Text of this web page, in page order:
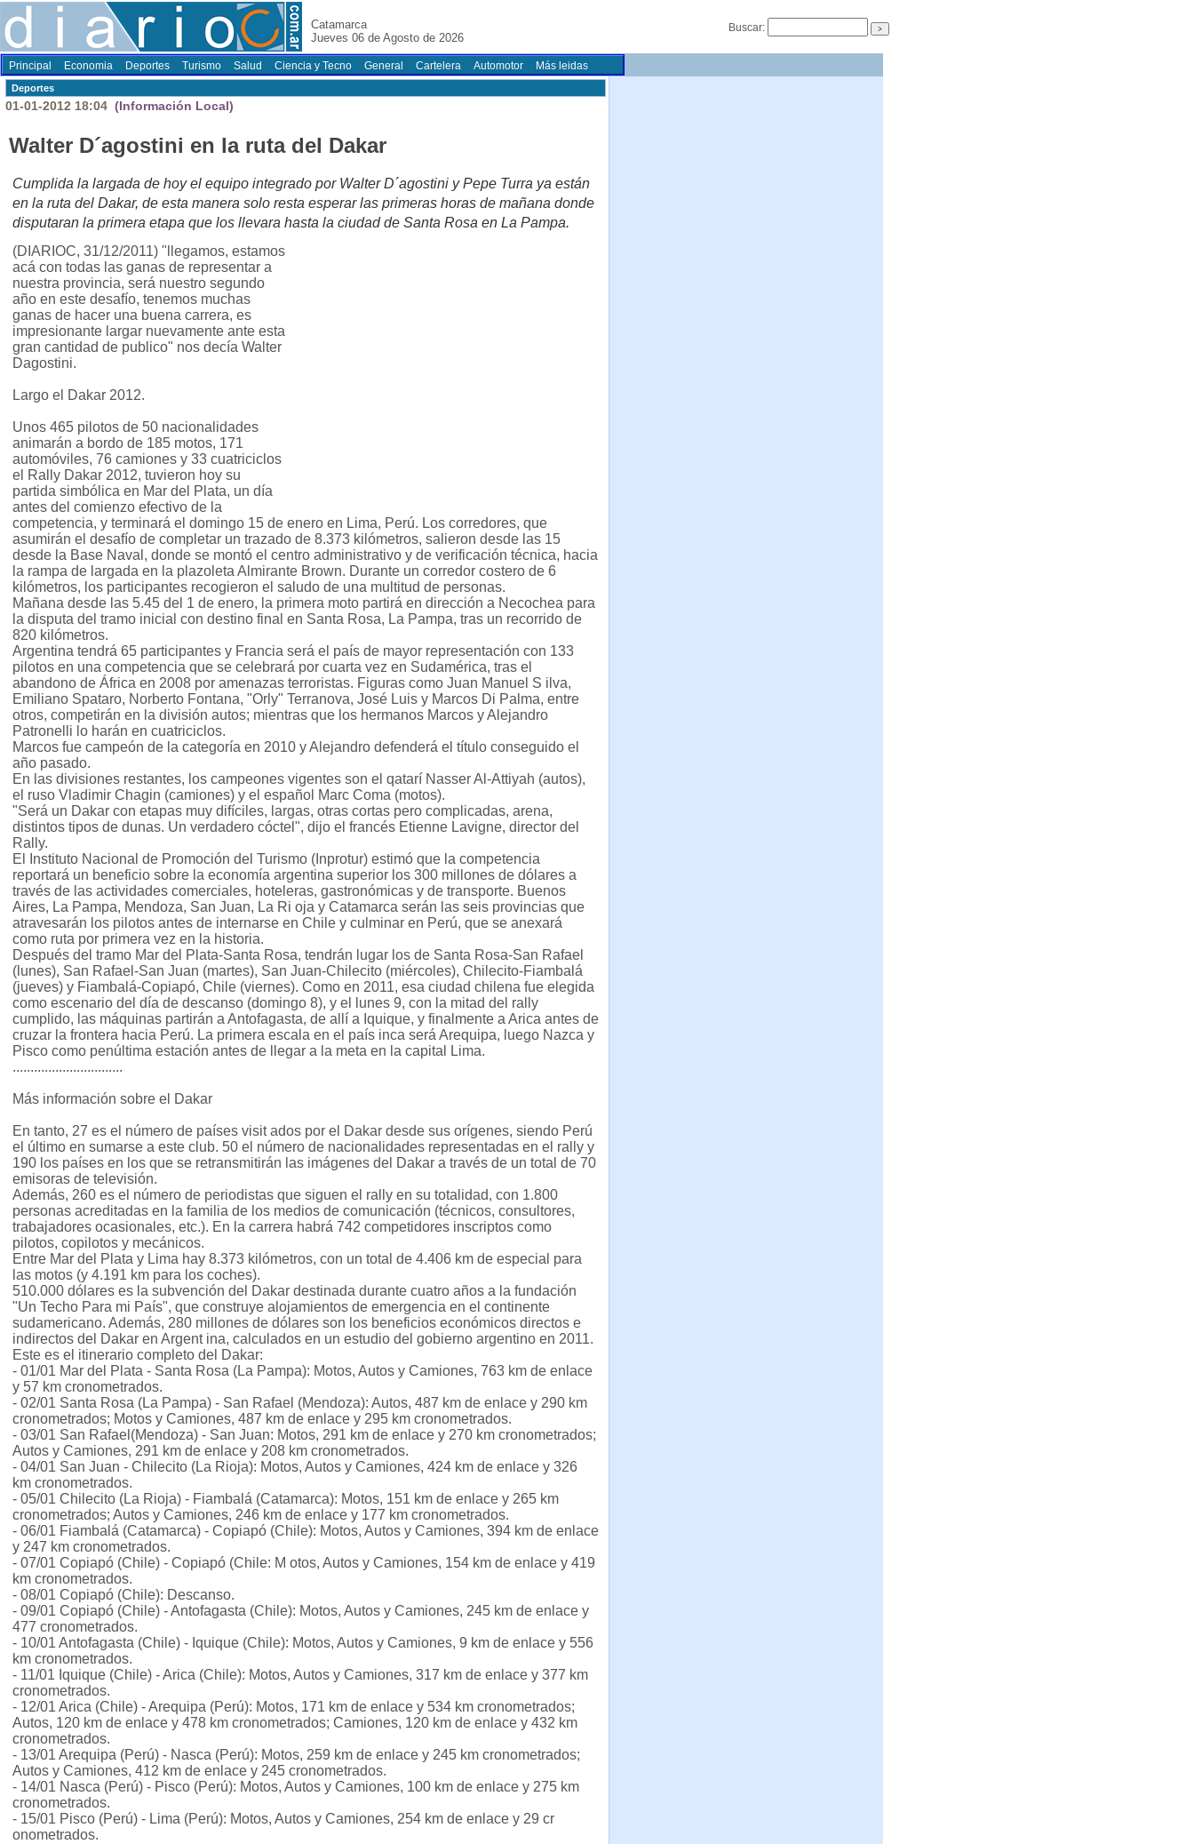
Catamarca
Jueves 06 de Agosto de 2026
Buscar:
Principal Economia Deportes Turismo Salud Ciencia y Tecno General Cartelera Automotor Más leidas
Deportes
01-01-2012 18:04 (Información Local)
Walter D´agostini en la ruta del Dakar
Cumplida la largada de hoy el equipo integrado por Walter D´agostini y Pepe Turra ya están
en la ruta del Dakar, de esta manera solo resta esperar las primeras horas de mañana donde
disputaran la primera etapa que los llevara hasta la ciudad de Santa Rosa en La Pampa.
(DIARIOC, 31/12/2011) "llegamos, estamos
acá con todas las ganas de representar a
nuestra provincia, será nuestro segundo
año en este desafío, tenemos muchas
ganas de hacer una buena carrera, es
impresionante largar nuevamente ante esta
gran cantidad de publico" nos decía Walter
Dagostini.
Largo el Dakar 2012.
Unos 465 pilotos de 50 nacionalidades
animarán a bordo de 185 motos, 171
automóviles, 76 camiones y 33 cuatriciclos
el Rally Dakar 2012, tuvieron hoy su
partida simbólica en Mar del Plata, un día
antes del comienzo efectivo de la
competencia, y terminará el domingo 15 de enero en Lima, Perú. Los corredores, que
asumirán el desafío de completar un trazado de 8.373 kilómetros, salieron desde las 15
desde la Base Naval, donde se montó el centro administrativo y de verificación técnica, hacia
la rampa de largada en la plazoleta Almirante Brown. Durante un corredor costero de 6
kilómetros, los participantes recogieron el saludo de una multitud de personas.
Mañana desde las 5.45 del 1 de enero, la primera moto partirá en dirección a Necochea para
la disputa del tramo inicial con destino final en Santa Rosa, La Pampa, tras un recorrido de
820 kilómetros.
Argentina tendrá 65 participantes y Francia será el país de mayor representación con 133
pilotos en una competencia que se celebrará por cuarta vez en Sudamérica, tras el
abandono de África en 2008 por amenazas terroristas. Figuras como Juan Manuel S ilva,
Emiliano Spataro, Norberto Fontana, "Orly" Terranova, José Luis y Marcos Di Palma, entre
otros, competirán en la división autos; mientras que los hermanos Marcos y Alejandro
Patronelli lo harán en cuatriciclos.
Marcos fue campeón de la categoría en 2010 y Alejandro defenderá el título conseguido el
año pasado.
En las divisiones restantes, los campeones vigentes son el qatarí Nasser Al-Attiyah (autos),
el ruso Vladimir Chagin (camiones) y el español Marc Coma (motos).
"Será un Dakar con etapas muy difíciles, largas, otras cortas pero complicadas, arena,
distintos tipos de dunas. Un verdadero cóctel", dijo el francés Etienne Lavigne, director del
Rally.
El Instituto Nacional de Promoción del Turismo (Inprotur) estimó que la competencia
reportará un beneficio sobre la economía argentina superior los 300 millones de dólares a
través de las actividades comerciales, hoteleras, gastronómicas y de transporte. Buenos
Aires, La Pampa, Mendoza, San Juan, La Ri oja y Catamarca serán las seis provincias que
atravesarán los pilotos antes de internarse en Chile y culminar en Perú, que se anexará
como ruta por primera vez en la historia.
Después del tramo Mar del Plata-Santa Rosa, tendrán lugar los de Santa Rosa-San Rafael
(lunes), San Rafael-San Juan (martes), San Juan-Chilecito (miércoles), Chilecito-Fiambalá
(jueves) y Fiambalá-Copiapó, Chile (viernes). Como en 2011, esa ciudad chilena fue elegida
como escenario del día de descanso (domingo 8), y el lunes 9, con la mitad del rally
cumplido, las máquinas partirán a Antofagasta, de allí a Iquique, y finalmente a Arica antes de
cruzar la frontera hacia Perú. La primera escala en el país inca será Arequipa, luego Nazca y
Pisco como penúltima estación antes de llegar a la meta en la capital Lima.
...............................
Más información sobre el Dakar
En tanto, 27 es el número de países visit ados por el Dakar desde sus orígenes, siendo Perú
el último en sumarse a este club. 50 el número de nacionalidades representadas en el rally y
190 los países en los que se retransmitirán las imágenes del Dakar a través de un total de 70
emisoras de televisión.
Además, 260 es el número de periodistas que siguen el rally en su totalidad, con 1.800
personas acreditadas en la familia de los medios de comunicación (técnicos, consultores,
trabajadores ocasionales, etc.). En la carrera habrá 742 competidores inscriptos como
pilotos, copilotos y mecánicos.
Entre Mar del Plata y Lima hay 8.373 kilómetros, con un total de 4.406 km de especial para
las motos (y 4.191 km para los coches).
510.000 dólares es la subvención del Dakar destinada durante cuatro años a la fundación
"Un Techo Para mi País", que construye alojamientos de emergencia en el continente
sudamericano. Además, 280 millones de dólares son los beneficios económicos directos e
indirectos del Dakar en Argent ina, calculados en un estudio del gobierno argentino en 2011.
Este es el itinerario completo del Dakar:
- 01/01 Mar del Plata - Santa Rosa (La Pampa): Motos, Autos y Camiones, 763 km de enlace
y 57 km cronometrados.
- 02/01 Santa Rosa (La Pampa) - San Rafael (Mendoza): Autos, 487 km de enlace y 290 km
cronometrados; Motos y Camiones, 487 km de enlace y 295 km cronometrados.
- 03/01 San Rafael(Mendoza) - San Juan: Motos, 291 km de enlace y 270 km cronometrados;
Autos y Camiones, 291 km de enlace y 208 km cronometrados.
- 04/01 San Juan - Chilecito (La Rioja): Motos, Autos y Camiones, 424 km de enlace y 326
km cronometrados.
- 05/01 Chilecito (La Rioja) - Fiambalá (Catamarca): Motos, 151 km de enlace y 265 km
cronometrados; Autos y Camiones, 246 km de enlace y 177 km cronometrados.
- 06/01 Fiambalá (Catamarca) - Copiapó (Chile): Motos, Autos y Camiones, 394 km de enlace
y 247 km cronometrados.
- 07/01 Copiapó (Chile) - Copiapó (Chile: M otos, Autos y Camiones, 154 km de enlace y 419
km cronometrados.
- 08/01 Copiapó (Chile): Descanso.
- 09/01 Copiapó (Chile) - Antofagasta (Chile): Motos, Autos y Camiones, 245 km de enlace y
477 cronometrados.
- 10/01 Antofagasta (Chile) - Iquique (Chile): Motos, Autos y Camiones, 9 km de enlace y 556
km cronometrados.
- 11/01 Iquique (Chile) - Arica (Chile): Motos, Autos y Camiones, 317 km de enlace y 377 km
cronometrados.
- 12/01 Arica (Chile) - Arequipa (Perú): Motos, 171 km de enlace y 534 km cronometrados;
Autos, 120 km de enlace y 478 km cronometrados; Camiones, 120 km de enlace y 432 km
cronometrados.
- 13/01 Arequipa (Perú) - Nasca (Perú): Motos, 259 km de enlace y 245 km cronometrados;
Autos y Camiones, 412 km de enlace y 245 cronometrados.
- 14/01 Nasca (Perú) - Pisco (Perú): Motos, Autos y Camiones, 100 km de enlace y 275 km
cronometrados.
- 15/01 Pisco (Perú) - Lima (Perú): Motos, Autos y Camiones, 254 km de enlace y 29 cr
onometrados.